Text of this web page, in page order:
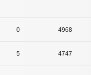
0 4968
5 4747